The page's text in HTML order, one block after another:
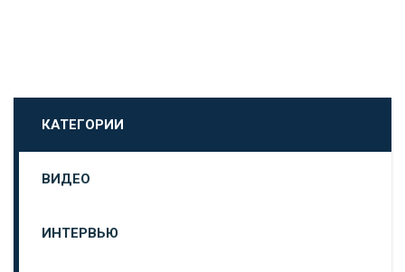
КАТЕГОРИИ
ВИДЕО
ИНТЕРВЬЮ